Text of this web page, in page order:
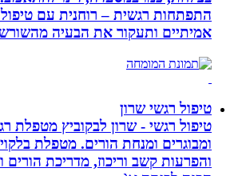
התפתחות רגשית – רוחנית עם טיפול
אמיתיים ותעקור את הבעיה מהשורש.
טיפול רגשי שרון
טיפול רגשי - שרון לבקוביץ מטפלת רגשית
ומבוגרים ומנחת הורים. מטפלת בלקויות
והפרעות קשב וריכוז, מדריכת הורים